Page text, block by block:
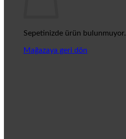
Sepetinizde ürün bulunmuyor.
Mağazaya geri dön